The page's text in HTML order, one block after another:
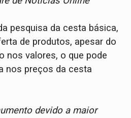
pesquisa da cesta básica,
de produtos, apesar do
nos valores, o que pode
nos preços da cesta
devido a maior